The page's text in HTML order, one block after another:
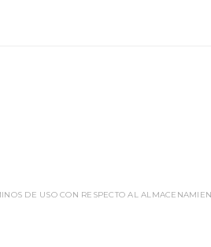
DE USO CON RESPECTO AL